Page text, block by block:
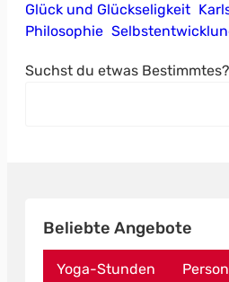
Glück und Glückseligkeit
Philosophie
Suchst du etwas Bestimmtes?
Beliebte Angebote
Yoga-Stunden